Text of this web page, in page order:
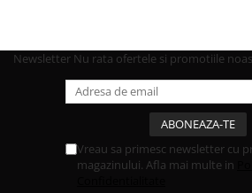
Newsletter Nu rata ofertele si promotiile
Vreau sa primesc newsletter cu
magazinului. Afla mai multe in